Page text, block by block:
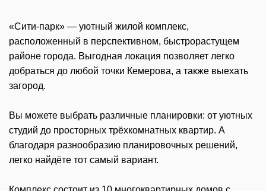
«Сити-парк» — уютный жилой комплекс,
расположенный в перспективном, быстрорастущем
районе города. Выгодная локация позволяет легко
добраться до любой точки Кемерова, а также выехать
загород.
Вы можете выбрать различные планировки: от уютных
студий до просторных трёхкомнатных квартир. А
благодаря разнообразию планировочных решений,
легко найдёте тот самый вариант.